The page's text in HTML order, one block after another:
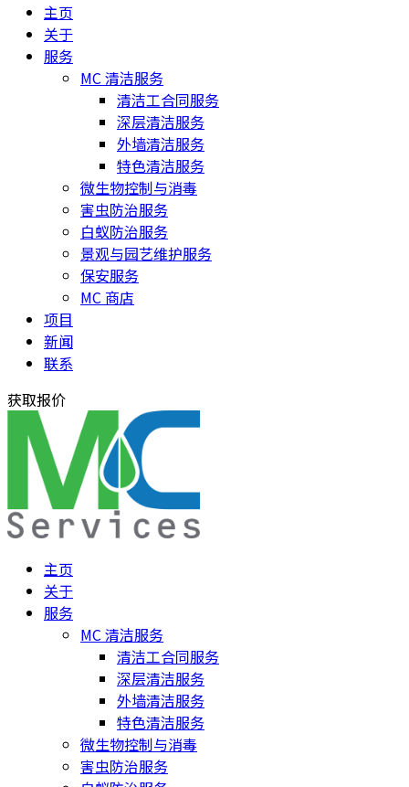
主页
关于
服务
MC 清洁服务
清洁工合同服务
深层清洁服务
外墙清洁服务
特色清洁服务
微生物控制与消毒
害虫防治服务
白蚁防治服务
景观与园艺维护服务
保安服务
MC 商店
项目
新闻
联系
获取报价
主页
关于
服务
MC 清洁服务
清洁工合同服务
深层清洁服务
外墙清洁服务
特色清洁服务
微生物控制与消毒
害虫防治服务